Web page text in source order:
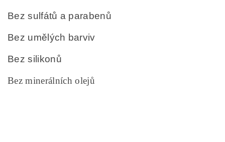
Bez sulfátů a parabenů
Bez umělých barviv
Bez silikonů
Bez minerálních olejů